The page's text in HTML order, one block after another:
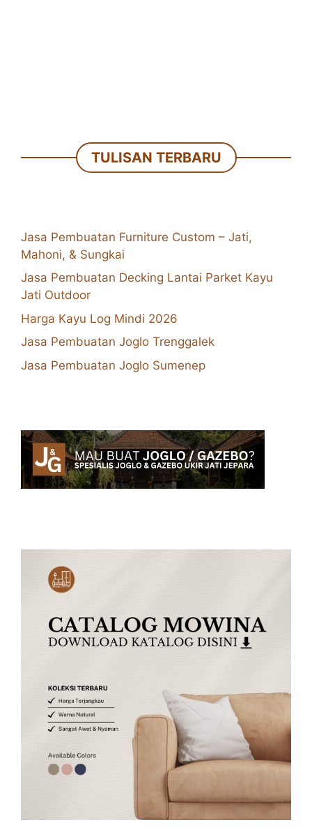
TULISAN TERBARU
Jasa Pembuatan Furniture Custom – Jati,
Mahoni, & Sungkai
Jasa Pembuatan Decking Lantai Parket Kayu
Jati Outdoor
Harga Kayu Log Mindi 2026
Jasa Pembuatan Joglo Trenggalek
Jasa Pembuatan Joglo Sumenep